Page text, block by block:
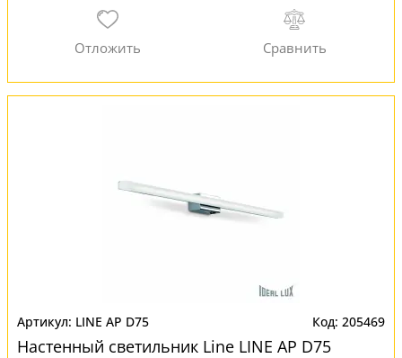
LINE AP D75 205469
Настенный светильник Line LINE AP D75